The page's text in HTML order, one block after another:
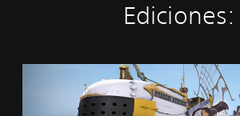
Ediciones: